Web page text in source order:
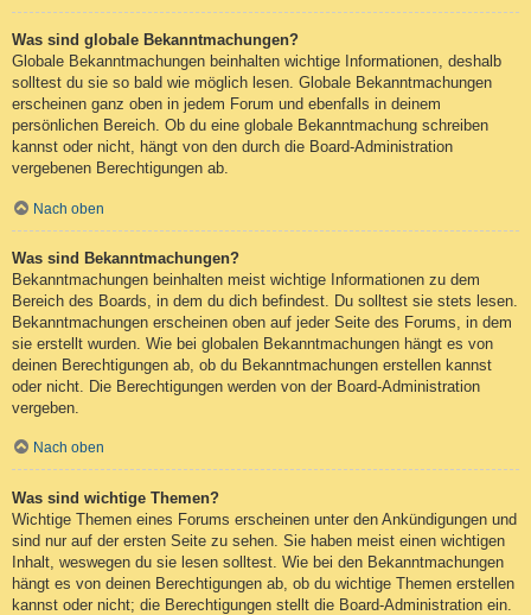
Was sind globale Bekanntmachungen?
Globale Bekanntmachungen beinhalten wichtige Informationen, deshalb
solltest du sie so bald wie möglich lesen. Globale Bekanntmachungen
erscheinen ganz oben in jedem Forum und ebenfalls in deinem
persönlichen Bereich. Ob du eine globale Bekanntmachung schreiben
kannst oder nicht, hängt von den durch die Board-Administration
vergebenen Berechtigungen ab.
Nach oben
Was sind Bekanntmachungen?
Bekanntmachungen beinhalten meist wichtige Informationen zu dem
Bereich des Boards, in dem du dich befindest. Du solltest sie stets lesen.
Bekanntmachungen erscheinen oben auf jeder Seite des Forums, in dem
sie erstellt wurden. Wie bei globalen Bekanntmachungen hängt es von
deinen Berechtigungen ab, ob du Bekanntmachungen erstellen kannst
oder nicht. Die Berechtigungen werden von der Board-Administration
vergeben.
Nach oben
Was sind wichtige Themen?
Wichtige Themen eines Forums erscheinen unter den Ankündigungen und
sind nur auf der ersten Seite zu sehen. Sie haben meist einen wichtigen
Inhalt, weswegen du sie lesen solltest. Wie bei den Bekanntmachungen
hängt es von deinen Berechtigungen ab, ob du wichtige Themen erstellen
kannst oder nicht; die Berechtigungen stellt die Board-Administration ein.